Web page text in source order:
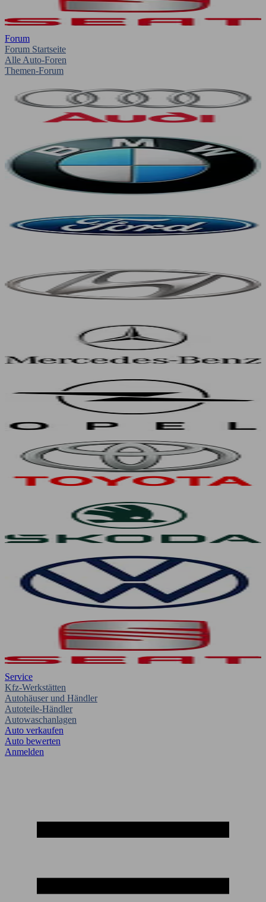
Forum
Forum Startseite
Alle Auto-Foren
Themen-Forum
Service
Kfz-Werkstätten
Autohäuser und Händler
Autoteile-Händler
Autowaschanlagen
Auto verkaufen
Auto bewerten
Anmelden